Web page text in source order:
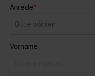
Anrede*
Vorname